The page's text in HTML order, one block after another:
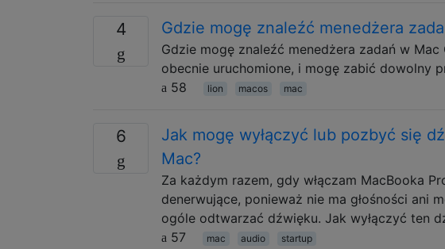
4 Gdzie mogę znaleźć menedżera
Gdzie mogę znaleźć menedżera zadań w
obecnie uruchomione, i mogę zabić dowolny
58
lion macos mac
6
Jak mogę wyłączyć lub pozbyć się
Mac?
Za każdym razem, gdy włączam MacBooka
denerwujące, ponieważ nie ma głośności ani
ogóle odtwarzać dźwięku. Jak wyłączyć ten
57
mac audio startup